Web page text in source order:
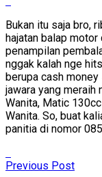
Bukan itu saja bro,
hajatan balap
penampilan
nggak kalah nge
berupa cash
jawara yang
Wanita, Matic
Wanita. So, buat
panitia di nomor
Previous Post